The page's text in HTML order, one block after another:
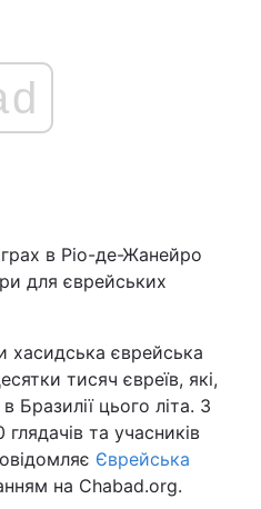
Війна
Політика
Світ
в Ріо-де-Жанейро
для єврейських
хасидська єврейська
тисяч євреїв, які,
Бразилії цього літа. З
та учасників
Єврейська
на Chabad.org.